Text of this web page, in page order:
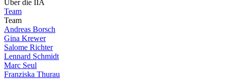
Über die IIA
Team
Team
Andreas Borsch
Gina Krewer
Salome Richter
Lennard Schmidt
Marc Seul
Franziska Thurau